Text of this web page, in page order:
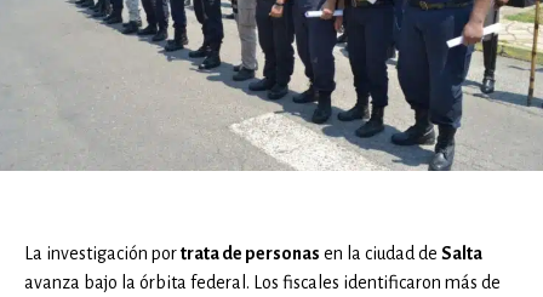
La investigación portrata de personas en la ciudad de Salta
avanza bajo la órbita federal. Los fiscales identificaron más de